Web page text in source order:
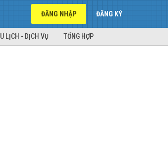
ĐĂNG NHẬP ĐĂNG KÝ
LỊCH - DỊCH VỤ TỔNG HỢP